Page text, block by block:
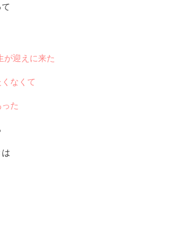
迎えに来た
なくて
た